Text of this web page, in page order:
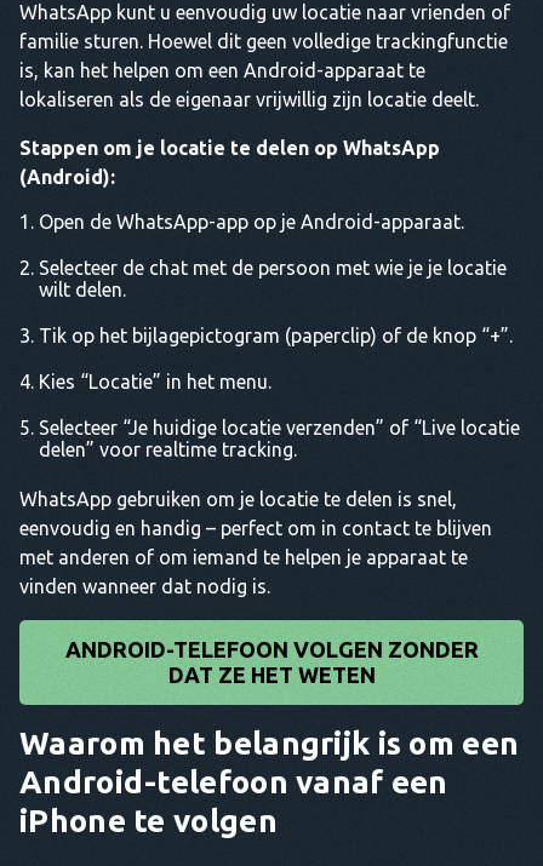
WhatsApp kunt u eenvoudig uw locatie naar vrienden of
familie sturen. Hoewel dit geen volledige trackingfunctie
is, kan het helpen om een Android-apparaat te
lokaliseren als de eigenaar vrijwillig zijn locatie deelt.
Stappen om je locatie te delen op WhatsApp
(Android):
Open de WhatsApp-app op je Android-apparaat.
Selecteer de chat met de persoon met wie je je locatie
wilt delen.
Tik op het bijlagepictogram (paperclip) of de knop “+”.
Kies “Locatie” in het menu.
Selecteer “Je huidige locatie verzenden” of “Live locatie
delen” voor realtime tracking.
WhatsApp gebruiken om je locatie te delen is snel,
eenvoudig en handig – perfect om in contact te blijven
met anderen of om iemand te helpen je apparaat te
vinden wanneer dat nodig is.
ANDROID-TELEFOON VOLGEN ZONDER
DAT ZE HET WETEN
Waarom het belangrijk is om een
Android-telefoon vanaf een
iPhone te volgen